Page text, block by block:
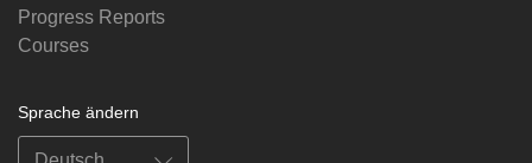
Progress Reports
Courses
Sprache ändern